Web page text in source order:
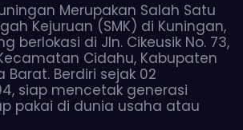
Merupakan Salah Satu
Kejuruan (SMK) di Kuningan,
berlokasi di Jln. Cikeusik No. 73,
Cidahu, Kabupaten
Barat. Berdiri sejak 02
siap mencetak generasi
pakai di dunia usaha atau